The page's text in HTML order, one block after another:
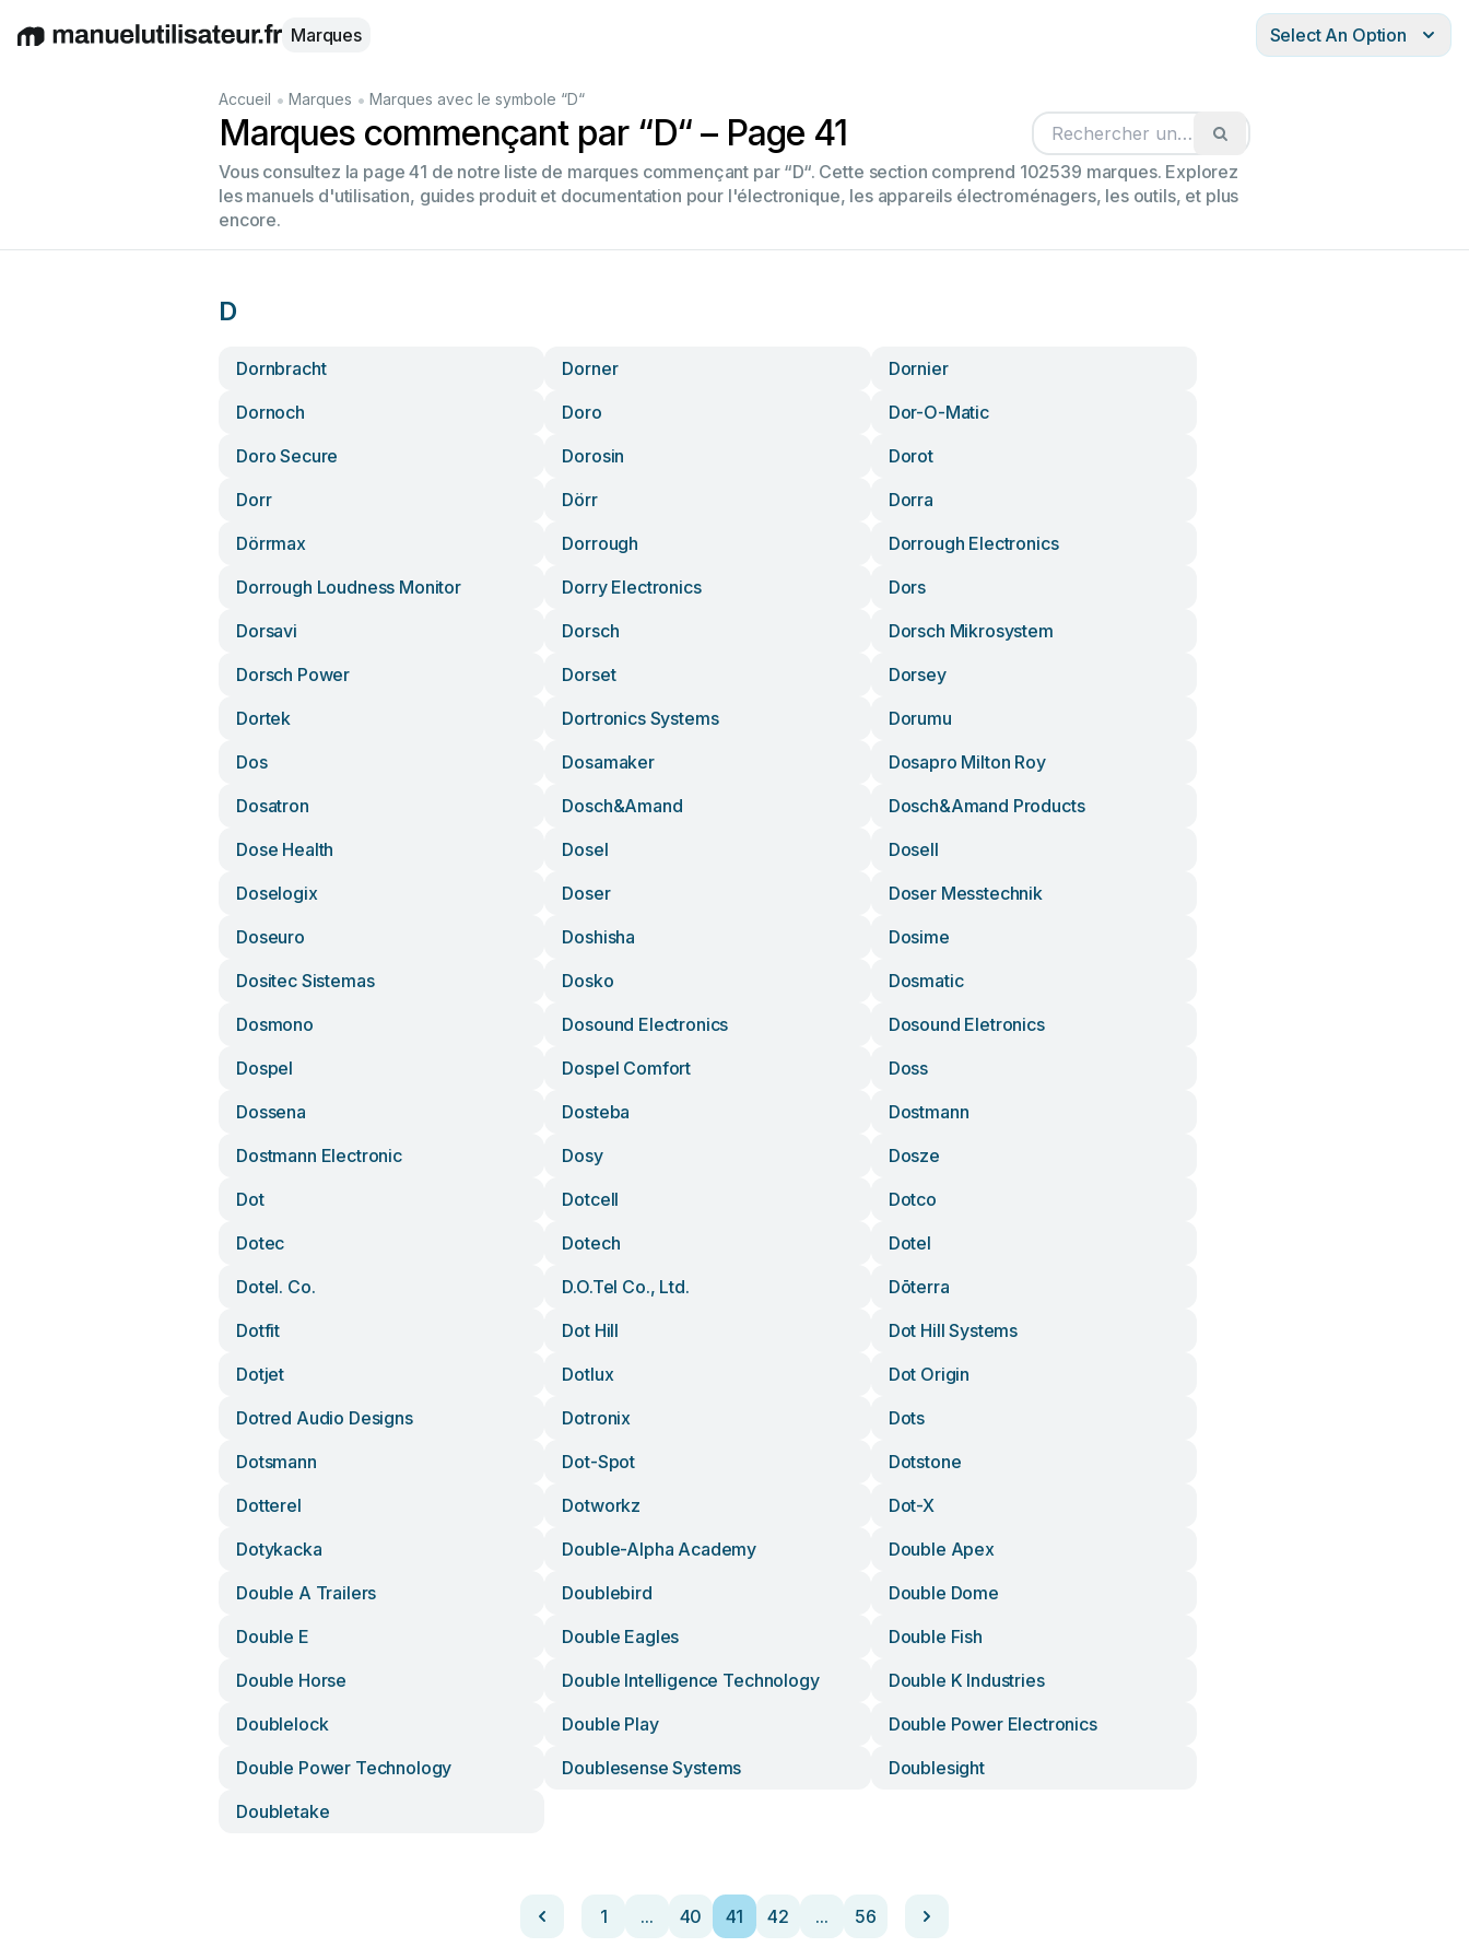
EnglishDeutschEspañolItalianoFrançais
Marques Select An Option
Accueil • Marques • Marques avec le symbole “D“
Marques commençant par “D“ – Page 41
Vous consultez la page 41 de notre liste de marques commençant par “D“. Cette section comprend 102539 marques. Explorez
les manuels d'utilisation, guides produit et documentation pour l'électronique, les appareils électroménagers, les outils, et plus
encore.
D
Dornbracht Dorner
Dornier
Dornoch
Doro
Dor-O-Matic
Doro Secure
Dorosin
Dorot
Dorr
Dörr
Dorra
Dörrmax
Dorrough
Dorrough Electronics
Dorrough Loudness Monitor
Dorry Electronics
Dors
Dorsavi
Dorsch
Dorsch Mikrosystem
Dorsch Power
Dorset
Dorsey
Dortek
Dortronics Systems
Dorumu
Dos
Dosamaker
Dosapro Milton Roy
Dosatron
Dosch&amand
Dosch&amand Products
Dose Health
Dosel
Dosell
Doselogix
Doser
Doser Messtechnik
Doseuro
Doshisha
Dosime
Dositec Sistemas
Dosko
Dosmatic
Dosmono
Dosound Electronics
Dosound Eletronics
Dospel
Dospel Comfort
Doss
Dossena
Dosteba
Dostmann
Dostmann Electronic
Dosy
Dosze
Dot
Dotcell
Dotco
Dotec
Dotech
Dotel
Dotel. Co.
D.o.tel Co., Ltd.
Dōterra
Dotfit
Dot Hill
Dot Hill Systems
Dotjet
Dotlux
Dot Origin
Dotred Audio Designs
Dotronix
Dots
Dotsmann
Dot-Spot
Dotstone
Dotterel
Dotworkz
Dot-X
Dotykacka
Double-Alpha Academy
Double Apex
Double A Trailers
Doublebird
Double Dome
Double E
Double Eagles
Double Fish
Double Horse
Double Intelligence Technology
Double K Industries
Doublelock
Double Play
Double Power Electronics
Double Power Technology
Doublesense Systems
Doublesight
Doubletake
1 ... 40 41 42 ... 56